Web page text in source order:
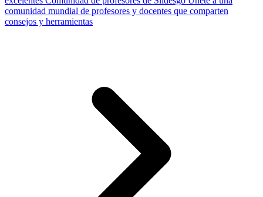
comunidad mundial de profesores y docentes que comparten
consejos y herramientas